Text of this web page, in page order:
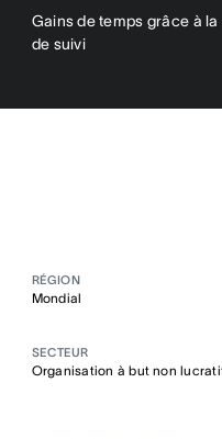
Gains de temps grâce à
de suivi
RÉGION
Mondial
SECTEUR
Organisation à but non